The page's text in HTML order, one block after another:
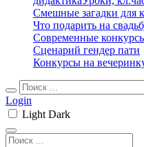
Смешные загадки для
Что подарить на
Современные
Сценарий гендер пати
Конкурсы на
Login
Light Dark